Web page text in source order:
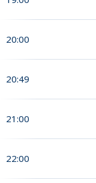
20:00
20:49
21:00
22:00